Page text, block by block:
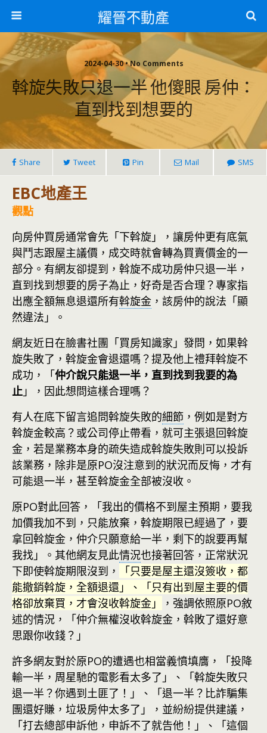
耀晉不動產
2024-04-30 • No Comments
斡旋失敗只退一半 他傻眼 房仲：
直到找到想要的
Share Tweet Pin Mail SMS
EBC地產王
觀點
向房仲買房通常會先「下斡旋」，讓房仲更有底氣
與鬥志跟屋主議價，成交時就會轉為買賣價金的一
部分。有網友卻提到，斡旋不成功房仲只退一半，
直到找到想要的房子為止，好奇是否合理？專家指
出應全額無息退還所有斡旋金 ，該房仲的說法「顯
然違法」。
網友近日在臉書社團「買房知識家」發問，如果斡
旋失敗了，斡旋金會退還嗎？提及他上禮拜斡旋不
成功，「仲介說只能退一半，直到找到我要的為
止 」，因此想問這樣合理嗎？
有人在底下留言追問斡旋失敗的細節 ，例如是對方
斡旋金較高？或公司停止帶看，就可主張退回斡旋
金，若是業務本身的疏失造成斡旋失敗則可以投訴
該業務，除非是原PO沒注意到的狀況而反悔，才有
可能退一半，甚至斡旋金全部被沒收。
原PO對此回答，「我出的價格不到屋主預期，要我
加價我加不到，只能放棄，斡旋期限已經過了，要
拿回斡旋金，仲介只願意給一半，剩下的說要再幫
我找」。其他網友見此情況也接著回答，正常狀況
下即使斡旋期限沒到，
「只要是屋主還沒簽收，都
能撤銷斡旋，全額退還」、「只有出到屋主要的價
格卻放棄買，才會沒收斡旋金」
，強調依照原PO敘
述的情況，「仲介無權沒收斡旋金，斡敗了還好意
思跟你收錢？」
許多網友對於原PO的遭遇也相當義憤填膺，「投降
輸一半，周星馳的電影看太多了」、「斡旋失敗只
退一半？你遇到土匪了！」、「退一半？比詐騙集
團還好賺，垃圾房仲太多了」，並紛紛提供建議，
「打去總部申訴他，申訴不了就告他！」、「這個